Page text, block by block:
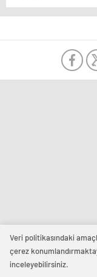
Veri politikasındaki
çerez
inceleyebilirsiniz.